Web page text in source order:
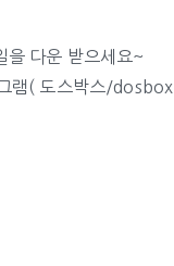
다운 받으세요~
램( 도스박스/dosbox